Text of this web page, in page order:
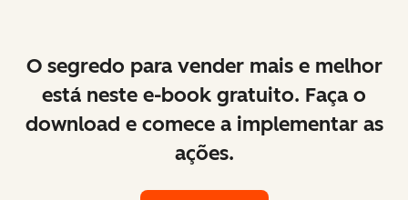
O segredo para vender mais e melhor
está neste e-book gratuito. Faça o
download e comece a implementar as
ações.